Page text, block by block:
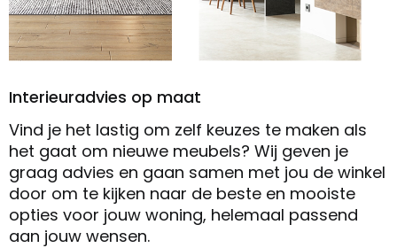
Interieuradvies op maat
Vind je het lastig om zelf keuzes te maken als
het gaat om nieuwe meubels? Wij geven je
graag advies en gaan samen met jou de winkel
door om te kijken naar de beste en mooiste
opties voor jouw woning, helemaal passend
aan jouw wensen.